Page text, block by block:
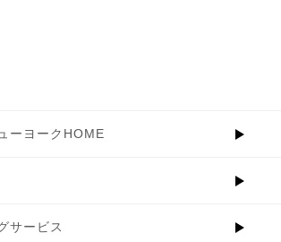
ーヨークHOME
サービス